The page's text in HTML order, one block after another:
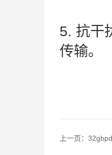
5. 抗干
传输。
上一页：